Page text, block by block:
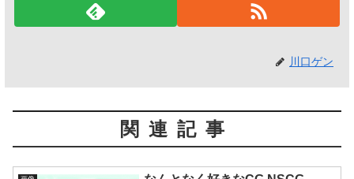
川口ゲン
関連記事